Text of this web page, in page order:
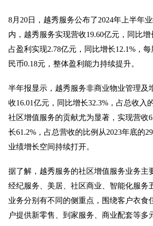
8月20日，越秀服务公布了2024年上半年
内，越秀服务实现营收19.60亿元，同比增
占盈利实现2.78亿元，同比增长12.1%，
民币0.18元，整体盈利能力持续提升。
半年报显示，越秀服务非商业物业管理及
收16.01亿元，同比增长32.3%，占总收入
社区增值服务的贡献尤为显著，实现营收
长61.2%，占总营收的比例从2023年底的
业绩增长空间持续打开。
据了解，越秀服务的社区增值服务业务主
经纪服务、美居、社区商业、智能化服务
业务分别有不同的侧重点，围绕客户衣食
户提供新零售、到家服务、商业配套等多